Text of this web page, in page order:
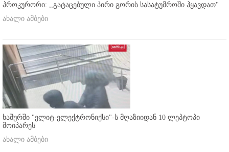
პროკურორი: ,,გატაცებული პირი გორის სასატუმროში ჰყავდათ''
ახალი ამბები
ხაშურში "ელიტ-ელექტრონიქსი"-ს მღაზიიდან 10 ლეპტოპი
მოიპარეს
ახალი ამბები